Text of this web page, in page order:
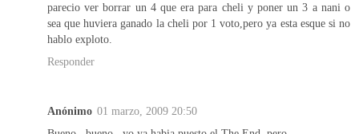
parecio ver borrar un 4 que era para cheli y poner un 3 a nani o
sea que huviera ganado la cheli por 1 voto,pero ya esta esque si no
hablo exploto.
Responder
Anónimo 01 marzo, 2009 20:50